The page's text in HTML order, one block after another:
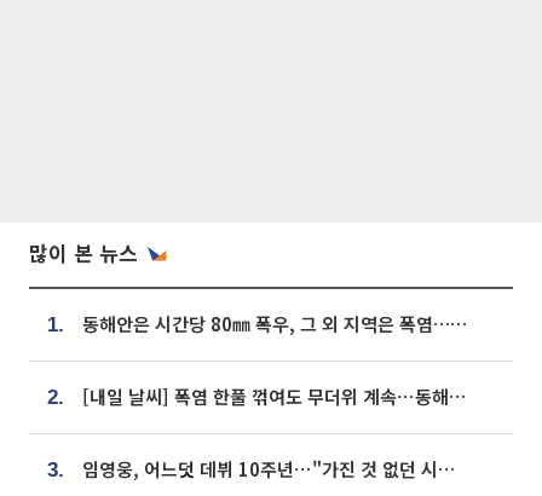
많이 본 뉴스
1. 동해안은 시간당 80㎜ 폭우, 그 외 지역은 폭염…‘극과 극 날씨’
2. [내일 날씨] 폭염 한풀 꺾여도 무더위 계속⋯동해안 이틀 연속 비
3. 임영웅, 어느덧 데뷔 10주년⋯"가진 것 없던 시절, 내 앞엔 20명의 팬뿐"